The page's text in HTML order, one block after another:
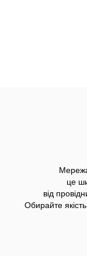
це
від
Обирайте